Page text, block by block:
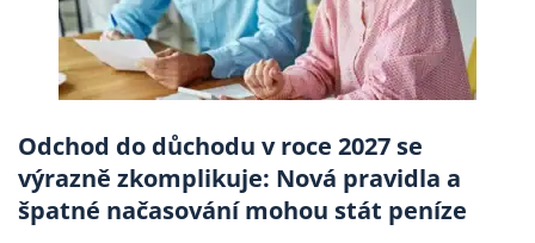
Odchod do důchodu v roce 2027 se
výrazně zkomplikuje: Nová pravidla a
špatné načasování mohou stát peníze